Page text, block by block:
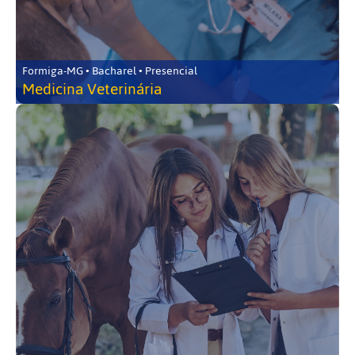
Formiga-MG • Bacharel • Presencial
Medicina Veterinária